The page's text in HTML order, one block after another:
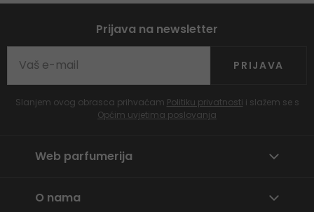
Prijava na newsletter
PRIJAVA
Slanjem ovog obrasca prihvaćam Politiku privatnosti i slažem se s
Općim uvjetima poslovanja
Web parfumerija
O nama